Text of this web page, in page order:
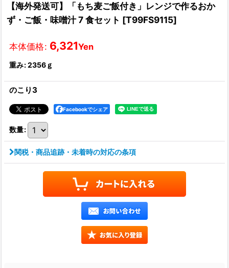
【海外発送可】「もち麦ご飯付き」レンジで作るおか
ず・ご飯・味噌汁 7 食セット [T99FS9115]
本体価格: 6,321Yen
重み:2356ｇ
のこり3
Facebookでシェア
数量:
関税・商品追跡・未着時の対応の条項